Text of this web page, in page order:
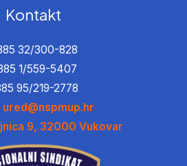
Kontakt
32/300-828
1/559-5407
95/219-2778
ured@nspmup.hr
9, 32000 Vukovar